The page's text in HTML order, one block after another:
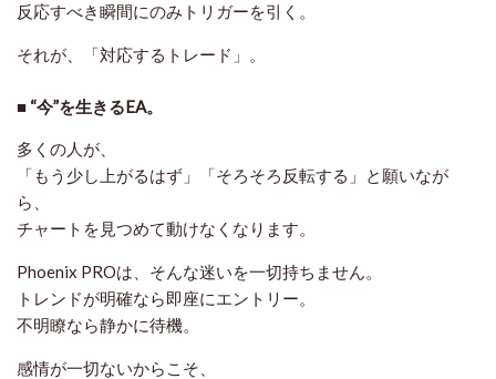
反応すべき瞬間にのみトリガーを引く。
それが、「対応するトレード」。
■ “今”を生きるEA。
多くの人が、
「もう少し上がるはず」「そろそろ反転する」と願いなが
ら、
チャートを見つめて動けなくなります。
Phoenix PROは、そんな迷いを一切持ちません。
トレンドが明確なら即座にエントリー。
不明瞭なら静かに待機。
感情が一切ないからこそ、